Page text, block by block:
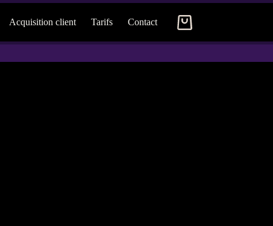
Acquisition client Tarifs Contact
Panier